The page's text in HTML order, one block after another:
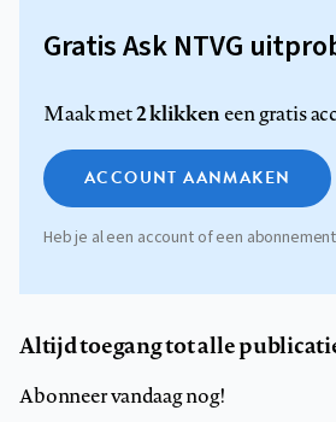
Gratis Ask NTVG
Maak met2 klikkeneen gratis
ACCOUNT AANMAKEN
Heb je al een account of een
Altijd toegang tot alle
Abonneer vandaag nog!